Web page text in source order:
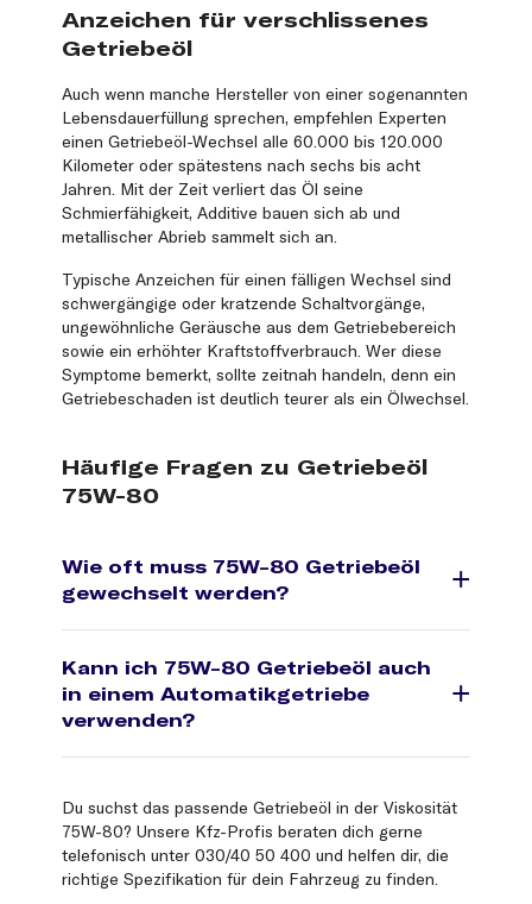
Anzeichen für verschlissenes
Getriebeöl
Auch wenn manche Hersteller von einer sogenannten
Lebensdauerfüllung sprechen, empfehlen Experten
einen Getriebeöl-Wechsel alle 60.000 bis 120.000
Kilometer oder spätestens nach sechs bis acht
Jahren. Mit der Zeit verliert das Öl seine
Schmierfähigkeit, Additive bauen sich ab und
metallischer Abrieb sammelt sich an.
Typische Anzeichen für einen fälligen Wechsel sind
schwergängige oder kratzende Schaltvorgänge,
ungewöhnliche Geräusche aus dem Getriebebereich
sowie ein erhöhter Kraftstoffverbrauch. Wer diese
Symptome bemerkt, sollte zeitnah handeln, denn ein
Getriebeschaden ist deutlich teurer als ein Ölwechsel.
Häufige Fragen zu Getriebeöl
75W-80
Wie oft muss 75W-80 Getriebeöl
gewechselt werden?
Kann ich 75W-80 Getriebeöl auch
in einem Automatikgetriebe
verwenden?
Du suchst das passende Getriebeöl in der Viskosität
75W-80? Unsere Kfz-Profis beraten dich gerne
telefonisch unter 030/40 50 400 und helfen dir, die
richtige Spezifikation für dein Fahrzeug zu finden.